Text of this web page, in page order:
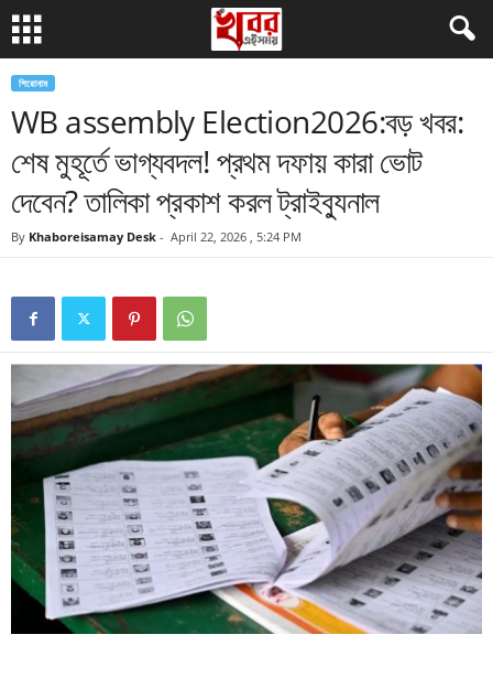
শিরোনাম
WB assembly Election2026:বড় খবর:
শেষ মুহূর্তে ভাগ্যবদল! প্রথম দফায় কারা ভোট
দেবেন? তালিকা প্রকাশ করল ট্রাইব্যুনাল
By Khaboreisamay Desk - April 22, 2026 , 5:24 PM